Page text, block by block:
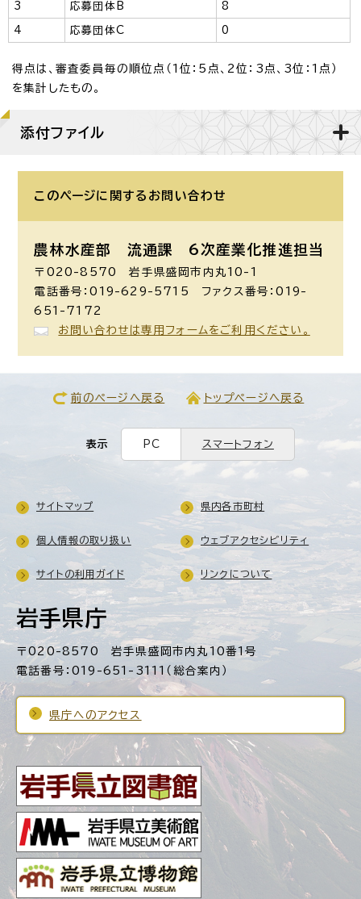
3 応募団体B 8
4 応募団体C 0
得点は、審査委員毎の順位点（1位：5点、2位：3点、3位：1点）
を集計したもの。
添付ファイル
このページに関する お問い合わせ
農林水産部 流通課 6次産業化推進担当
〒020-8570 岩手県盛岡市内丸10-1
電話番号：019-629-5715 ファクス番号：019-
651-7172
お問い合わせは専用フォームをご利用ください。
前のページへ戻る トップページへ戻る
表示 PC スマートフォン
岩手県庁
〒020-8570 岩手県盛岡市内丸10番1号
電話番号：019-651-3111（総合案内）
県庁へのアクセス
サイトマップ 県内各市町村
個人情報の取り扱い ウェブアクセシビリティ
サイトの利用ガイド リンクについて